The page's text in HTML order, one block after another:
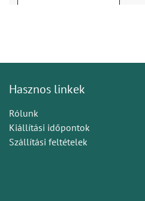
Hasznos linkek
Rólunk
Kiállítási időpontok
Szállítási feltételek